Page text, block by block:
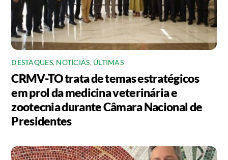
DESTAQUES, NOTÍCIAS, ÚLTIMAS
CRMV-TO trata de temas estratégicos
em prol da medicina veterinária e
zootecnia durante Câmara Nacional de
Presidentes